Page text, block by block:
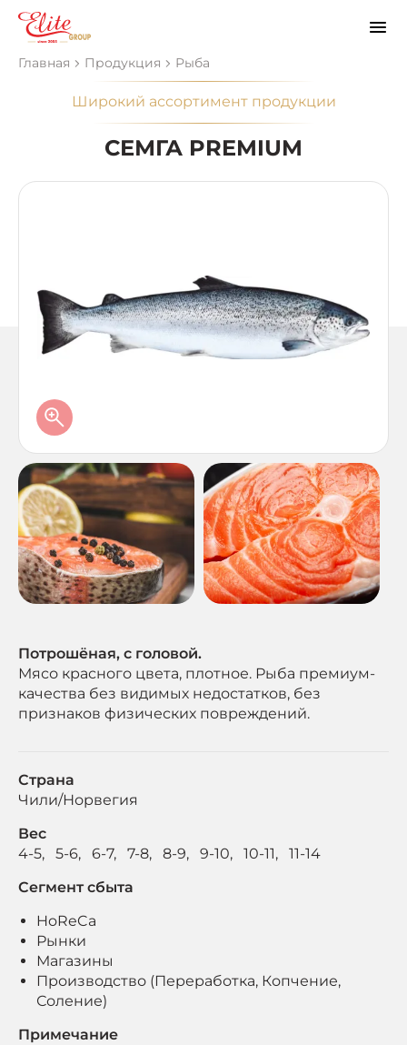
Главная Продукция Рыба
Широкий ассортимент продукции
СЕМГА PREMIUM
Потрошёная, с головой.
Мясо красного цвета, плотное. Рыба премиум-
качества без видимых недостатков, без
признаков физических повреждений.
Страна
Чили/Норвегия
Вес
4-5, 5-6, 6-7, 7-8, 8-9, 9-10, 10-11, 11-14
Сегмент сбыта
HoReCa
Рынки
Магазины
Производство (Переработка, Копчение,
Соление)
Примечание